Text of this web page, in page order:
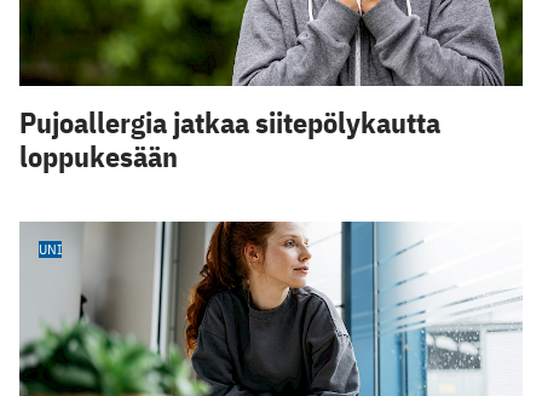
Pujoallergia jatkaa siitepölykautta
loppukesään
UNI